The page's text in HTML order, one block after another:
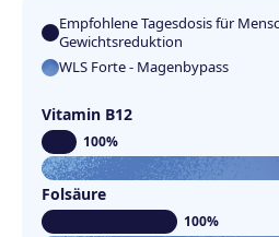
Empfohlene Tagesdosis für
Gewichtsreduktion
WLS Forte - Magenbypass
Vitamin B12
100%
Folsäure
100%